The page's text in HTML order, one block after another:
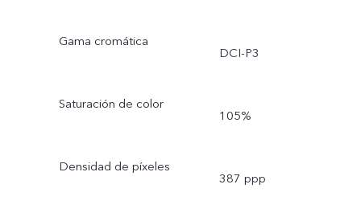
Gama cromática
DCI-P3
Saturación de color
105%
Densidad de píxeles
387 ppp